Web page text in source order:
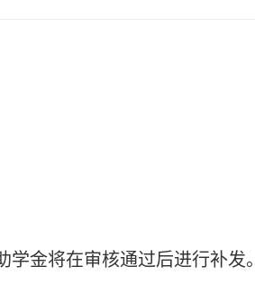
金将在审核通过后进行补发。